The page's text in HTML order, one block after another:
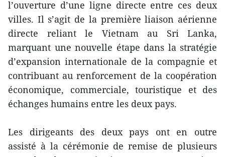
l’ouverture d’une ligne directe entre ces deux
villes. Il s’agit de la première liaison aérienne
directe reliant le Vietnam au Sri Lanka,
marquant une nouvelle étape dans la stratégie
d’expansion internationale de la compagnie et
contribuant au renforcement de la coopération
économique, commerciale, touristique et des
échanges humains entre les deux pays.
Les dirigeants des deux pays ont en outre
assisté à la cérémonie de remise de plusieurs